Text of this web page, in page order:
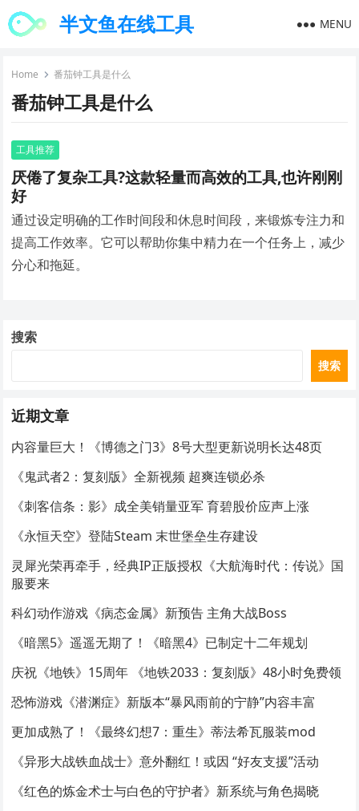
半文鱼在线工具 MENU
Home 番茄钟工具是什么
番茄钟工具是什么
工具推荐
厌倦了复杂工具?这款轻量而高效的工具,也许刚刚
好
通过设定明确的工作时间段和休息时间段，来锻炼专注力和
提高工作效率。它可以帮助你集中精力在一个任务上，减少
分心和拖延。
搜索
搜索
近期文章
内容量巨大！《博德之门3》8号大型更新说明长达48页
《鬼武者2：复刻版》全新视频 超爽连锁必杀
《刺客信条：影》成全美销量亚军 育碧股价应声上涨
《永恒天空》登陆Steam 末世堡垒生存建设
灵犀光荣再牵手，经典IP正版授权《大航海时代：传说》国
服要来
科幻动作游戏《病态金属》新预告 主角大战Boss
《暗黑5》遥遥无期了！《暗黑4》已制定十二年规划
庆祝《地铁》15周年 《地铁2033：复刻版》48小时免费领
恐怖游戏《潜渊症》新版本“暴风雨前的宁静”内容丰富
更加成熟了！《最终幻想7：重生》蒂法希瓦服装mod
《异形大战铁血战士》意外翻红！或因 “好友支援”活动
《红色的炼金术士与白色的守护者》新系统与角色揭晓